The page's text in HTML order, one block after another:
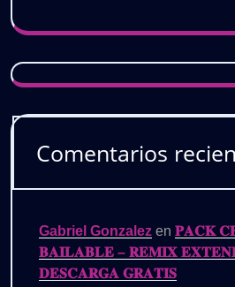
Comentarios
Gabriel Gonzalez en 𝐏𝐀𝐂𝐊
𝐁𝐀𝐈𝐋𝐀𝐁𝐋𝐄 – 𝐑𝐄𝐌𝐈𝐗
𝐃𝐄𝐒𝐂𝐀𝐑𝐆𝐀 𝐆𝐑𝐀𝐓𝐈𝐒